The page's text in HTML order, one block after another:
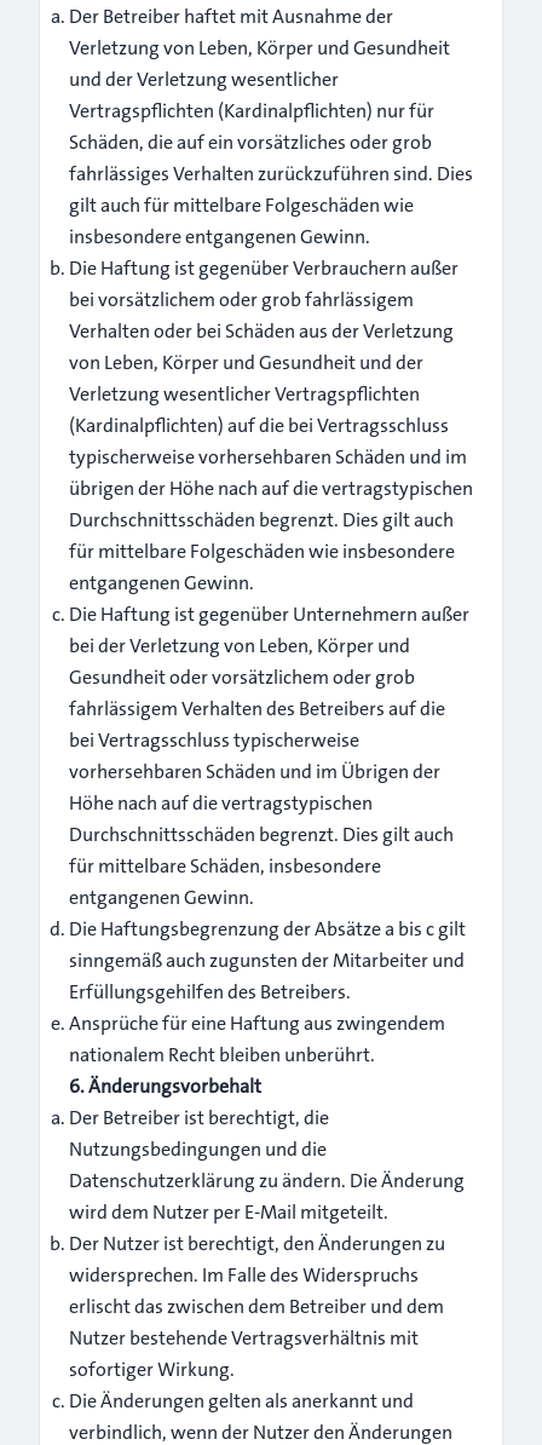
Der Betreiber haftet mit Ausnahme der
Verletzung von Leben, Körper und Gesundheit
und der Verletzung wesentlicher
Vertragspflichten (Kardinalpflichten) nur für
Schäden, die auf ein vorsätzliches oder grob
fahrlässiges Verhalten zurückzuführen sind. Dies
gilt auch für mittelbare Folgeschäden wie
insbesondere entgangenen Gewinn.
Die Haftung ist gegenüber Verbrauchern außer
bei vorsätzlichem oder grob fahrlässigem
Verhalten oder bei Schäden aus der Verletzung
von Leben, Körper und Gesundheit und der
Verletzung wesentlicher Vertragspflichten
(Kardinalpflichten) auf die bei Vertragsschluss
typischerweise vorhersehbaren Schäden und im
übrigen der Höhe nach auf die vertragstypischen
Durchschnittsschäden begrenzt. Dies gilt auch
für mittelbare Folgeschäden wie insbesondere
entgangenen Gewinn.
Die Haftung ist gegenüber Unternehmern außer
bei der Verletzung von Leben, Körper und
Gesundheit oder vorsätzlichem oder grob
fahrlässigem Verhalten des Betreibers auf die
bei Vertragsschluss typischerweise
vorhersehbaren Schäden und im Übrigen der
Höhe nach auf die vertragstypischen
Durchschnittsschäden begrenzt. Dies gilt auch
für mittelbare Schäden, insbesondere
entgangenen Gewinn.
Die Haftungsbegrenzung der Absätze a bis c gilt
sinngemäß auch zugunsten der Mitarbeiter und
Erfüllungsgehilfen des Betreibers.
Ansprüche für eine Haftung aus zwingendem
nationalem Recht bleiben unberührt.
6. Änderungsvorbehalt
Der Betreiber ist berechtigt, die
Nutzungsbedingungen und die
Datenschutzerklärung zu ändern. Die Änderung
wird dem Nutzer per E-Mail mitgeteilt.
Der Nutzer ist berechtigt, den Änderungen zu
widersprechen. Im Falle des Widerspruchs
erlischt das zwischen dem Betreiber und dem
Nutzer bestehende Vertragsverhältnis mit
sofortiger Wirkung.
Die Änderungen gelten als anerkannt und
verbindlich, wenn der Nutzer den Änderungen